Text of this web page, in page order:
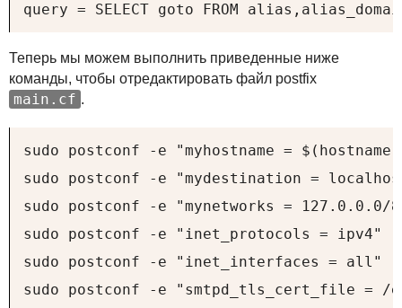
query = SELECT goto FROM
Теперь мы можем выполнить приведенные ниже
команды, чтобы отредактировать файл postfix
main.cf .
sudo postconf -e "myhostname =
sudo postconf -e "mydestination =
sudo postconf -e "mynetworks = 127.0.0.0/
sudo postconf -e "inet_protocols = ipv4"
sudo postconf -e "inet_interfaces = all"
sudo postconf -e "smtpd_tls_cert_file =